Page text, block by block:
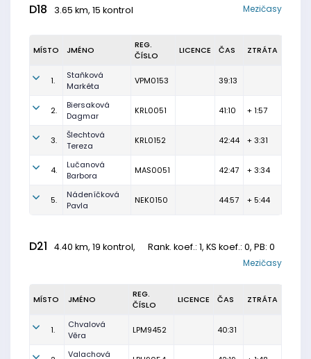
D18 3.65 km, 15 kontrol Mezičasy
MÍSTO JMÉNO
REG.
ČÍSLO
LICENCE ČAS ZTRÁTA
1.
Staňková
Markéta
VPM0153 39:13
2.
Biersaková
Dagmar
KRL0051 41:10 + 1:57
3.
Šlechtová
Tereza
KRL0152 42:44 + 3:31
4.
Lučanová
Barbora
MAS0051 42:47 + 3:34
5.
Nádeníčková
Pavla
NEK0150 44:57 + 5:44
D21 4.40 km, 19 kontrol, Rank. koef.: 1, KS koef.: 0, PB: 0
Mezičasy
MÍSTO JMÉNO
REG.
ČÍSLO
LICENCE ČAS ZTRÁTA
1.
Chvalová
Věra
LPM9452 40:31
Valachová